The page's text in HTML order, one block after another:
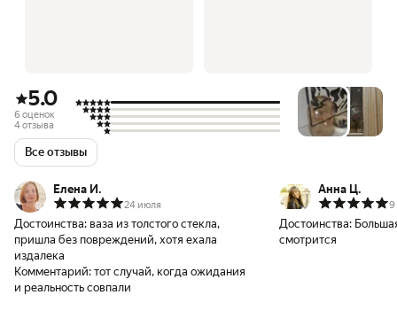
5.0
6 оценок
4 отзыва
Все отзывы
Елена И.
24 июля
Достоинства: ваза из толстого стекла,
пришла без повреждений, хотя ехала
издалека
Комментарий: тот случай, когда ожидания
и реальность совпали
Анна Ц.
9
Достоинства:
смотрится